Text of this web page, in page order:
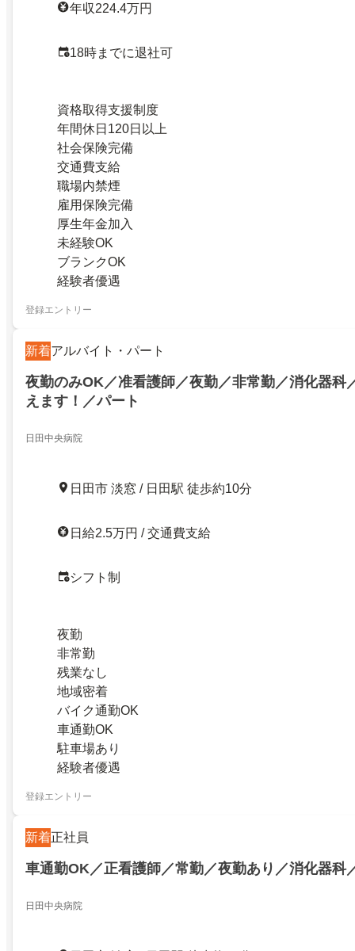
年収224.4万円
18時までに退社可
資格取得支援制度
年間休日120日以上
社会保険完備
交通費支給
職場内禁煙
雇用保険完備
厚生年金加入
未経験OK
ブランクOK
経験者優遇
登録エントリー
新着アルバイト・パート
夜勤のみOK／准看護師／夜勤／非常勤／消化器科
えます！／パート
日田中央病院
日田市 淡窓 / 日田駅 徒歩約10分
日給2.5万円 / 交通費支給
シフト制
夜勤
非常勤
残業なし
地域密着
バイク通勤OK
車通勤OK
駐車場あり
経験者優遇
登録エントリー
新着正社員
車通勤OK／正看護師／常勤／夜勤あり／消化器科
日田中央病院